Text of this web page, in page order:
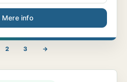
Mere info
2 3 →